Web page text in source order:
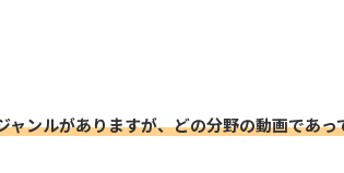
ンルがありますが、どの分野の動画であ